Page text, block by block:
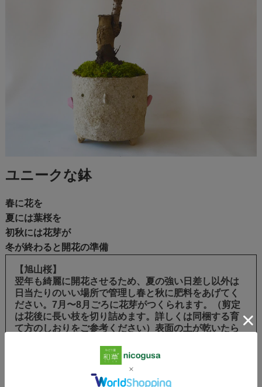
ユニークな鉢
春に花を
夏には葉桜を
初秋には花芽が
冬が終わると開花の準備
【旭山桜】
翌年も綺麗に開花させるため、夏の強い日差し以外は
日当たりのいい場所で管理し春と秋に肥料をあげてく
ださい。7月〜8月ごろに花芽がつくられます。（剪定
は花後に長い枝を切り詰めます。詳しくは同梱する育
て方のしおりをご参考ください）表面の土が乾いたら
（土が湿っているようなら無理に与えないで下さい）
・旭山桜の盆栽・・・１つ